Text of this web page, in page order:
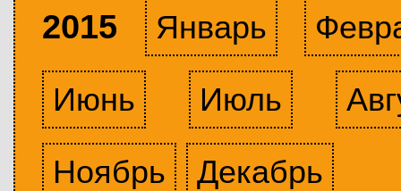
2015 Январь
Июнь
Июль
Ноябрь
Декабрь